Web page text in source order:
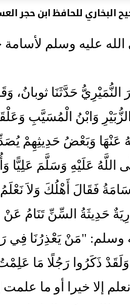
البخاري للحافظ ابن حجر
عليه وسلم
النُّمَيْرِيُّ حَدَّثَنَا
وَابْنُ الْمُسَيَّبِ
وَبَعْضُ حَدِيثِهِمْ
اللَّهُ عَلَيْهِ وَسَلَّمَ
فَقَالَ أَهْلُكَ وَلاَ
حَدِيثَةُ السِّنِّ تَنَامُ
وسلم: "مَنْ يَعْذِرُنَا فِي
ذَكَرُوا رَجُلًا مَا
إلا خيرا أو ما علمت